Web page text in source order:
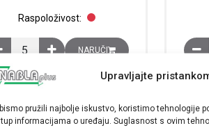
Upravljajte
pružili najbolje iskustvo, koristimo tehnologije
informacijama o uređaju. Suglasnost s ovim
Raspoloživost:
Adapter za instalacijske kanale, 4 x 45x45
NARUČI